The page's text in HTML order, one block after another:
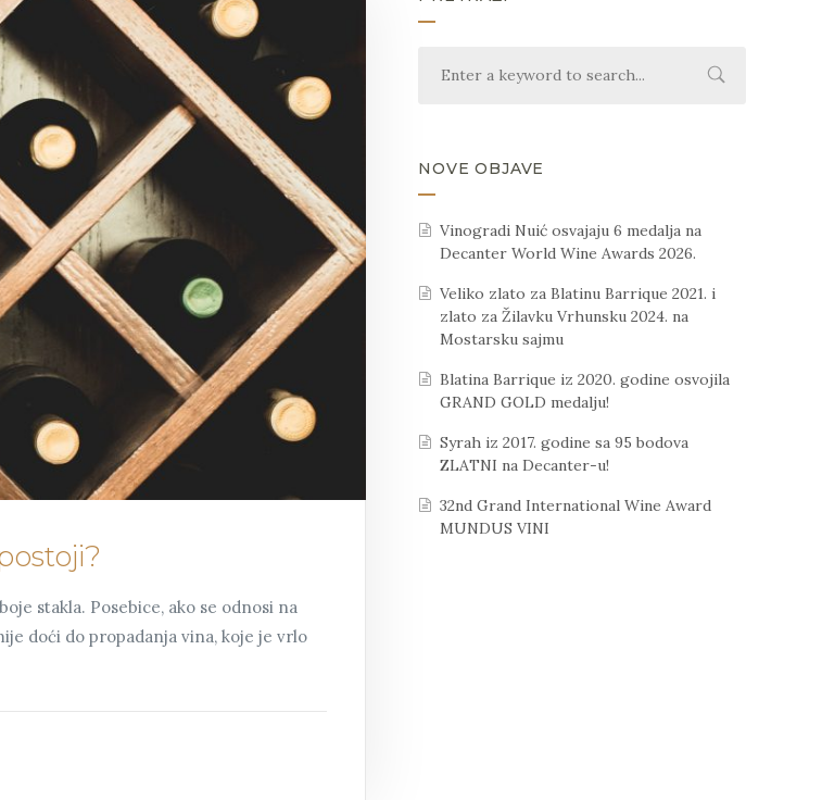
stakla. Posebice, ako se odnosi na
doći do propadanja vina, koje je vrlo
NOVE OBJAVE
Vinogradi Nuić osvajaju 6 medalja na
Decanter World Wine Awards 2026.
Veliko zlato za Blatinu Barrique 2021. i
zlato za Žilavku Vrhunsku 2024. na
Mostarsku sajmu
Blatina Barrique iz 2020. godine osvojila
GRAND GOLD medalju!
Syrah iz 2017. godine sa 95 bodova
ZLATNI na Decanter-u!
32nd Grand International Wine Award
MUNDUS VINI